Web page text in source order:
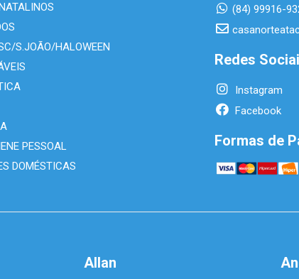
S.JOÃO/HALOWEEN
PESSOAL
DOMÉSTICAS
(84) 99916-
Redes
Instagram
Facebook
Formas de
Allan